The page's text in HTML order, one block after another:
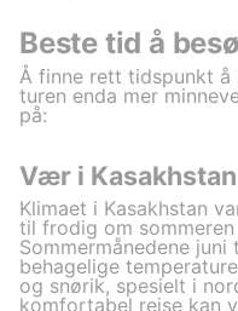
Beste tid å
Å finne rett tidspunkt å
turen enda mer
på:
Vær i Kasakhstan
Klimaet i Kasakhstan
til frodig om
Sommermånedene
behagelige
og snørik, spesielt i
komfortabel reise kan